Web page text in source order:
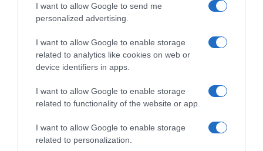
I want to allow Google to send me
personalized advertising.
I want to allow Google to enable storage
related to analytics like cookies on web or
device identifiers in apps.
I want to allow Google to enable storage
related to functionality of the website or app.
I want to allow Google to enable storage
related to personalization.
ΑΘΛΗΤΙΚΑ